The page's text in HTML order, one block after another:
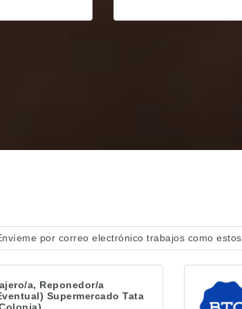
por correo electrónico trabajos como estos
a, Reponedor/a
Supermercado Tata